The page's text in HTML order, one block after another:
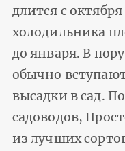
длится с
холодильника
до января. В
обычно
высадки в сад.
садоводов,
из лучших